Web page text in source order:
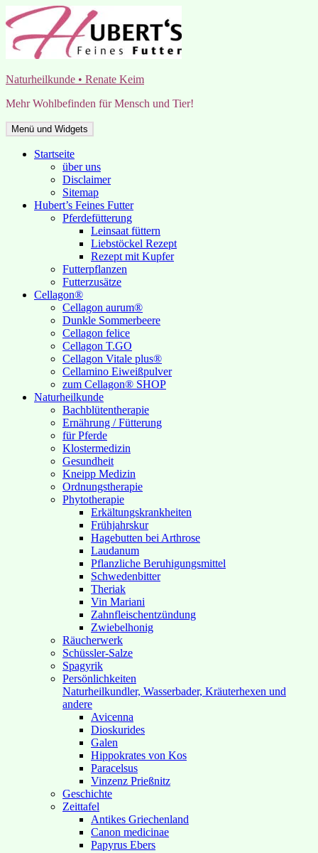
Zum
Inhalt
springen
Naturheilkunde • Renate Keim
Mehr Wohlbefinden für Mensch und Tier!
Menü und Widgets
Startseite
über uns
Disclaimer
Sitemap
Hubert’s Feines Futter
Pferdefütterung
Leinsaat füttern
Liebstöckel Rezept
Rezept mit Kupfer
Futterpflanzen
Futterzusätze
Cellagon®
Cellagon aurum®
Dunkle Sommerbeere
Cellagon felice
Cellagon T.GO
Cellagon Vitale plus®
Cellamino Eiweißpulver
zum Cellagon® SHOP
Naturheilkunde
Bachblütentherapie
Ernährung / Fütterung
für Pferde
Klostermedizin
Gesundheit
Kneipp Medizin
Ordnungstherapie
Phytotherapie
Erkältungskrankheiten
Frühjahrskur
Hagebutten bei Arthrose
Laudanum
Pflanzliche Beruhigungsmittel
Schwedenbitter
Theriak
Vin Mariani
Zahnfleischentzündung
Zwiebelhonig
Räucherwerk
Schüssler-Salze
Spagyrik
Persönlichkeiten
Naturheilkundler, Wasserbader, Kräuterhexen und
andere
Avicenna
Dioskurides
Galen
Hippokrates von Kos
Paracelsus
Vinzenz Prießnitz
Geschichte
Zeittafel
Antikes Griechenland
Canon medicinae
Papyrus Ebers